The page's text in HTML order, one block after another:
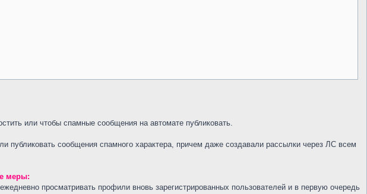
или чтобы спамные сообщения на автомате публиковать.
публиковать сообщения спамного характера, причем даже создавали рассылки через ЛС всем
меры:
просматривать профили вновь зарегистрированных пользователей и в первую очередь